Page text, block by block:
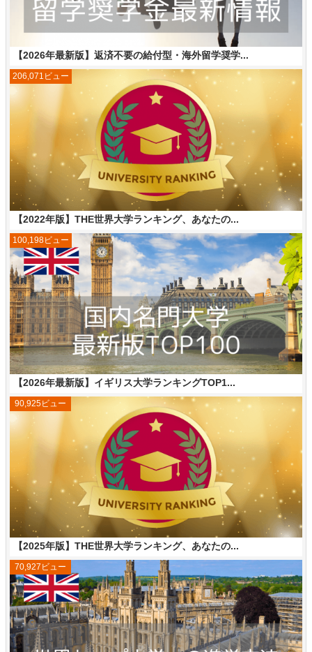
【2026年最新版】返済不要の給付型・海外留学奨学...
【2022年版】THE世界大学ランキング、あなたの...
206,071ビュー
【2026年最新版】イギリス大学ランキングTOP1...
100,198ビュー
【2025年版】THE世界大学ランキング、あなたの...
90,925ビュー
70,927ビュー